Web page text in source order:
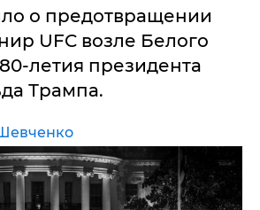
о предотвращении
UFC возле Белого
летия президента
Трампа.